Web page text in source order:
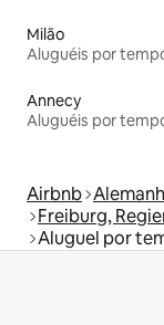
Milão
Aluguéis por
Annecy
Aluguéis por
Airbnb
Freiburg,
Aluguel por